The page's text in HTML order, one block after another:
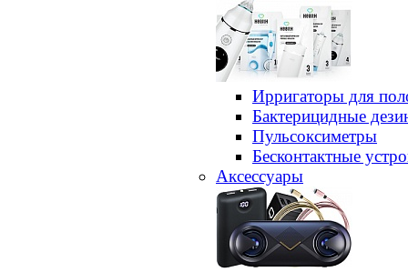
Ирригаторы для
Бактерицидные
Пульсоксиметры
Бесконтактные
Аксессуары